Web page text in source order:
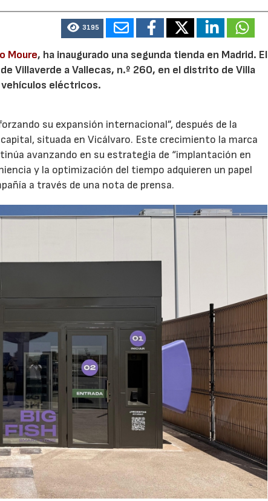
3195
Moure, ha inaugurado una segunda tienda en Madrid. El
Villaverde a Vallecas, n.º 260, en el distrito de Villa
vehículos eléctricos.
su expansión internacional”, después de la
situada en Vicálvaro. Este crecimiento la marca
avanzando en su estrategia de “implantación en
y la optimización del tiempo adquieren un papel
a través de una nota de prensa.